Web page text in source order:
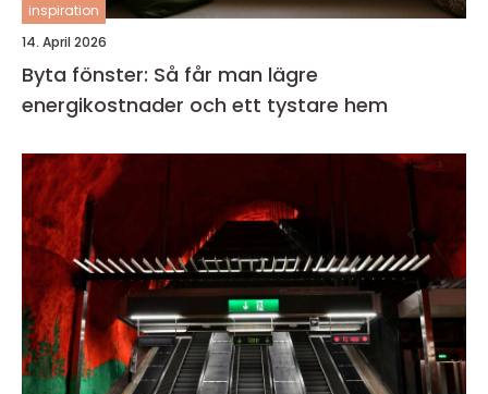
inspiration
14. April 2026
Byta fönster: Så får man lägre
energikostnader och ett tystare hem